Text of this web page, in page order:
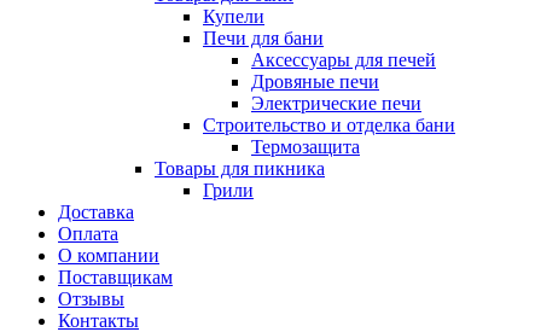
Купели
Печи для бани
Аксессуары для печей
Дровяные печи
Электрические печи
Строительство и отделка бани
Термозащита
Товары для пикника
Грили
Доставка
Оплата
О компании
Поставщикам
Отзывы
Контакты